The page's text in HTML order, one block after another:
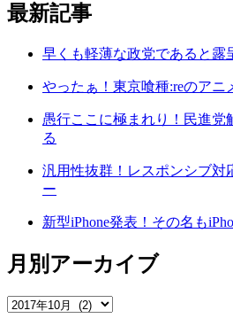
最新記事
早くも軽薄な政党であると露
やったぁ！東京喰種:reのアニ
愚行ここに極まれり！民進党
る
汎用性抜群！レスポンシブ対
ー
新型iPhone発表！その名も
月別アーカイブ